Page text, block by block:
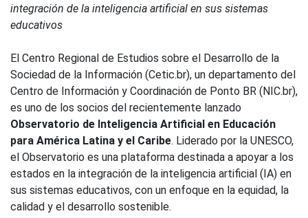
integración de la inteligencia artificial en sus sistemas
educativos
El Centro Regional de Estudios sobre el Desarrollo de la
Sociedad de la Información (Cetic.br), un departamento del
Centro de Información y Coordinación de Ponto BR (NIC.br),
es uno de los socios del recientemente lanzado
Observatorio de Inteligencia Artificial en Educación
para América Latina y el Caribe. Liderado por la UNESCO,
el Observatorio es una plataforma destinada a apoyar a los
estados en la integración de la inteligencia artificial (IA) en
sus sistemas educativos, con un enfoque en la equidad, la
calidad y el desarrollo sostenible.